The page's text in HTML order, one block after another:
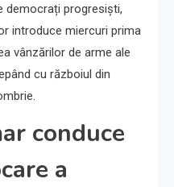
democrați progresiști,
introduce miercuri prima
vânzărilor de arme ale
cu războiul din
conduce
a